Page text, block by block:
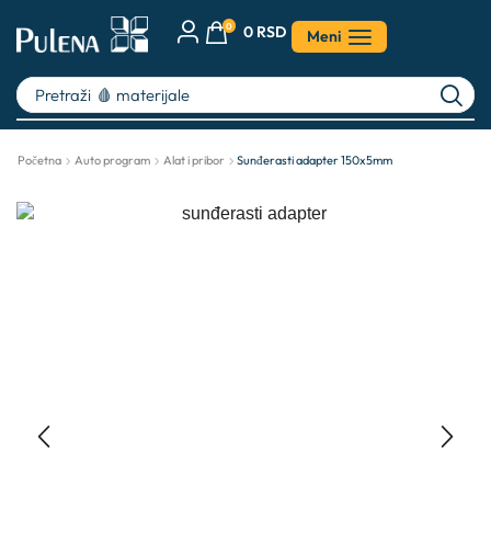
0 0 RSD Meni
Pretraži 🩸 materijale
Početna Auto program Alat i pribor Sunđerasti adapter 150x5mm